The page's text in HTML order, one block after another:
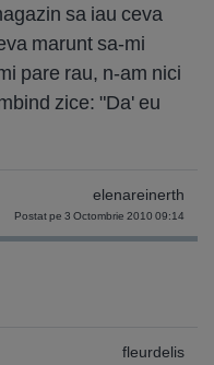
sa iau ceva
marunt sa-mi
pare rau, n-am nici
zice: "Da' eu
elenareinerth
Postat pe 3 Octombrie 2010 09:14
fleurdelis